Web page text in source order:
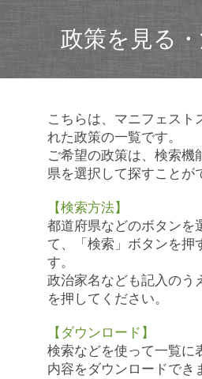
政策を見る
こちらは、マニフェスト
れた政策の一覧です。
ご希望の政策は、検索機
県を選択して探すことが
【検索方法】
都道府県などのボタンを
て、「検索」ボタンを押
す。
政治家名なども記入のう
を押してください。
【ダウンロード】
検索などを使って一覧に
内容をダウンロードでき